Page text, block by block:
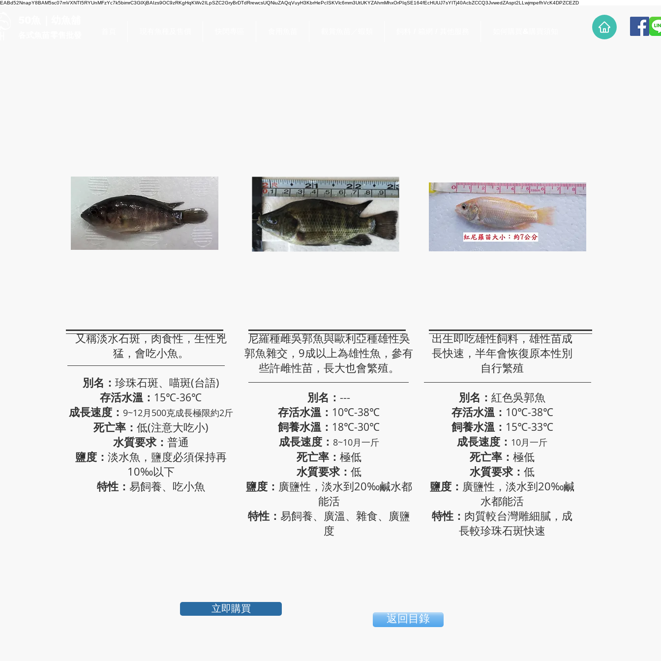
EABd52NnapY8BAM5sc07mVXNTI5RYUnMFzYc7k5bimrC3GlXjBAIzs9OC9zRKgHqKWv2ILpSZC2GryBrDTdRrewcsUQNiuZAQqVuyH3KbrHePcISKVlc6mm3UtUKYZAhmMhxOrPIqSE164fEcHUUJ7sYITj40AcbZCCQ3JvwedZAspt2LLwjmpefhVcK4DPZCEZD
又稱淡水石斑，肉食性，生性兇
猛，會吃小魚。
別名： 珍珠石斑、喵斑(台語)
存活水溫： 15℃-36℃
成長速度： 9~12月500克​成長極限約2斤
死亡率： 低(注意大吃小)
水質要求： 普通
鹽度： 淡水魚，鹽度必須保持再
10‰以下
特性： 易飼養、吃小魚
尼羅種雌吳郭魚與歐利亞種雄性吳
郭魚雜交，9成以上為雄性魚，參有
些許雌性苗，長大也會繁殖。
別名： ---
存活水溫： 10℃-38℃
飼養水溫： 18℃-30℃
成長速度： 8~10月一斤
死亡率： 極低
水質要求： 低
鹽度： 廣鹽性，淡水到20‰鹹水都
能活
特性： 易飼養、廣溫、雜食、廣鹽
度
出生即吃雄性飼料，雄性苗成
長快速，半年會恢復原本性別
自行繁殖
別名： 紅色吳郭魚
存活水溫： 10℃-38℃
飼養水溫： 15℃-33℃
成長速度： 10月一斤
死亡率： 極低
水質要求： 低
鹽度： 廣鹽性，淡水到20‰鹹
水都能活
特性： ​肉質較台灣雕細膩， 成
長較珍珠石斑快速
立即購買
返回目錄